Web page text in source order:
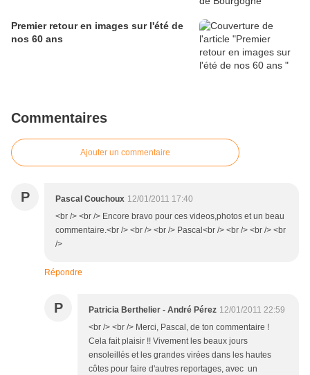
Premier retour en images sur l'été de
nos 60 ans
Commentaires
Ajouter un commentaire
P Pascal Couchoux 12/01/2011 17:40
<br /> <br /> Encore bravo pour ces videos,photos et un beau
commentaire.<br /> <br /> <br /> Pascal<br /> <br /> <br /> <br
/>
Répondre
P Patricia Berthelier - André Pérez 12/01/2011 22:59
<br /> <br /> Merci, Pascal, de ton commentaire !
Cela fait plaisir !! Vivement les beaux jours
ensoleillés et les grandes virées dans les hautes
côtes pour faire d'autres reportages, avec un